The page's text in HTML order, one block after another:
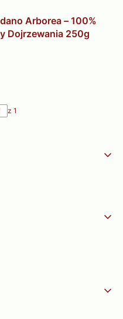
Arborea – 100%
Dojrzewania 250g
z 1